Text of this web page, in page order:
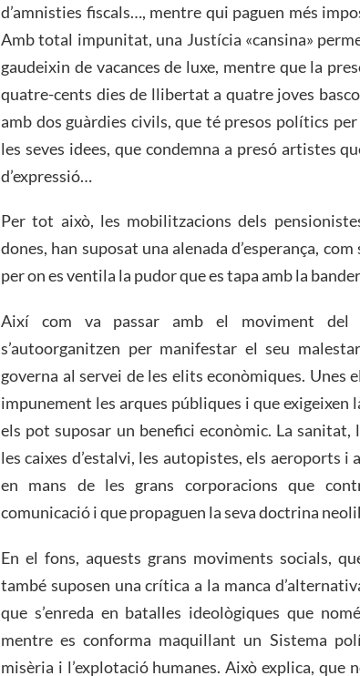
d’amnisties fiscals…, mentre qui paguen més
Amb total impunitat, una Justícia «cansina»
gaudeixin de vacances de luxe, mentre que la
quatre-cents dies de llibertat a quatre joves
amb dos guàrdies civils, que té presos polítics
les seves idees, que condemna a presó artistes
d’expressió…
Per tot això, les mobilitzacions dels
dones, han suposat una alenada d’esperança,
per on es ventila la pudor que es tapa amb la
Així com va passar amb el moviment del
s’autoorganitzen per manifestar el seu
governa al servei de les elits econòmiques. Unes
impunement les arques públiques i que
els pot suposar un benefici econòmic. La sanitat,
les caixes d’estalvi, les autopistes, els aeroports i
en mans de les grans corporacions que
comunicació i que propaguen la seva doctrina
En el fons, aquests grans moviments socials,
també suposen una crítica a la manca
que s’enreda en batalles ideològiques que
mentre es conforma maquillant un Sistema
misèria i l’explotació humanes. Això explica, que